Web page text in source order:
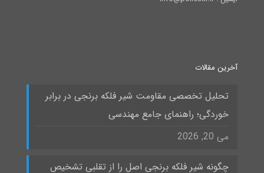
آخرین مقالات
تحلیل تخصصی مقاومت شیر فلکه برنجی در برابر
خوردگی؛ راهنمای جامع مهندسی
می 20, 2026
چگونه شیر فلکه برنجی اصل را از تقلبی تشخیص